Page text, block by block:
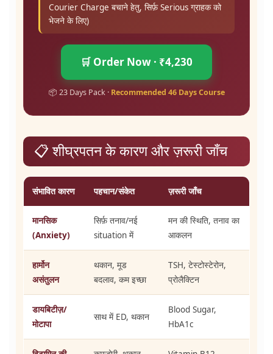
Courier Charge बचाने हेतु, सिर्फ़ Serious ग्राहक को
भेजने के लिए)
🛒 Order Now · ₹4,230
📦 23 Days Pack · Recommended 46 Days Course
📋 शीघ्रपतन के कारण और ज़रूरी जाँच
संभावित कारण पहचान/संकेत ज़रूरी जाँच
मानसिक
(Anxiety)
सिर्फ़ तनाव/नई
situation में
मन की स्थिति, तनाव का
आकलन
हार्मोन
असंतुलन
थकान, मूड
बदलाव, कम इच्छा
TSH, टेस्टोस्टेरोन,
प्रोलैक्टिन
डायबिटीज़/
मोटापा
साथ में ED, थकान
Blood Sugar,
HbA1c